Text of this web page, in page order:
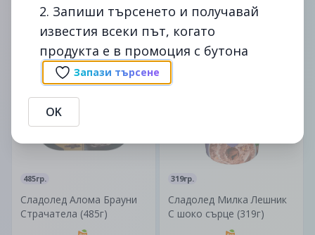
12.59лв.
12.99лв.
485гр.
Сладолед Алома Брауни
Страчатела (485г)
05/11
изтекла
319гр.
Сладолед Милка Лешник
С шоко сърце (319г)
до
изтекла
2. Запиши търсенето и получавай
известия всеки път, когато
продукта е в промоция с бутона
Запази търсене
OK